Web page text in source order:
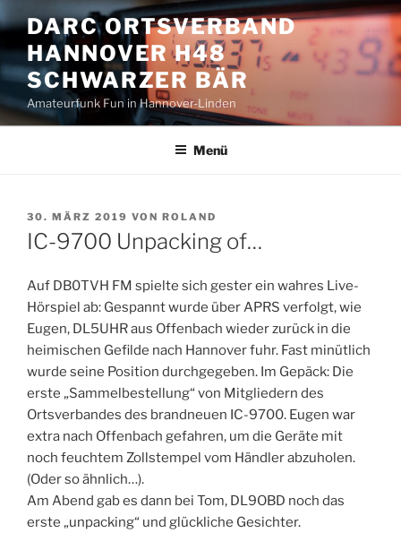
Inhalt
springen
DARC ORTSVERBAND
HANNOVER H48
SCHWARZER BÄR
Amateurfunk Fun in Hannover-Linden
Menü
VERÖFFENTLICHT
AM
30. MÄRZ 2019 VON ROLAND
IC-9700 Unpacking of…
Auf DB0TVH FM spielte sich gester ein wahres Live-
Hörspiel ab: Gespannt wurde über APRS verfolgt, wie
Eugen, DL5UHR aus Offenbach wieder zurück in die
heimischen Gefilde nach Hannover fuhr. Fast minütlich
wurde seine Position durchgegeben. Im Gepäck: Die
erste „Sammelbestellung“ von Mitgliedern des
Ortsverbandes des brandneuen IC-9700. Eugen war
extra nach Offenbach gefahren, um die Geräte mit
noch feuchtem Zollstempel vom Händler abzuholen.
(Oder so ähnlich…).
Am Abend gab es dann bei Tom, DL9OBD noch das
erste „unpacking“ und glückliche Gesichter.